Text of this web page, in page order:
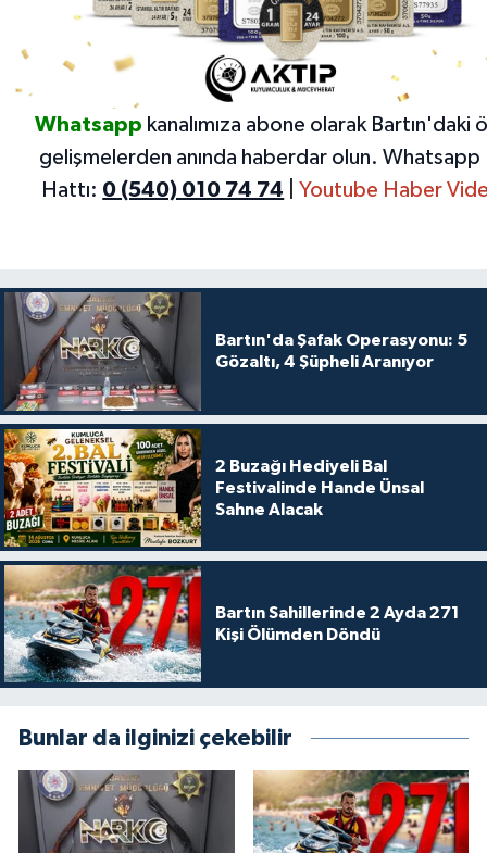
Whatsapp kanalımıza abone olarak Bartın'daki
gelişmelerden anında haberdar olun. Whatsapp
Hattı: 0 (540) 010 74 74 |Youtube Haber
Bartın'da Şafak Operasyonu: 5
Gözaltı, 4 Şüpheli Aranıyor
2 Buzağı Hediyeli Bal
Festivalinde Hande Ünsal
Sahne Alacak
Bartın Sahillerinde 2 Ayda 271
Kişi Ölümden Döndü
Bunlar da ilginizi çekebilir